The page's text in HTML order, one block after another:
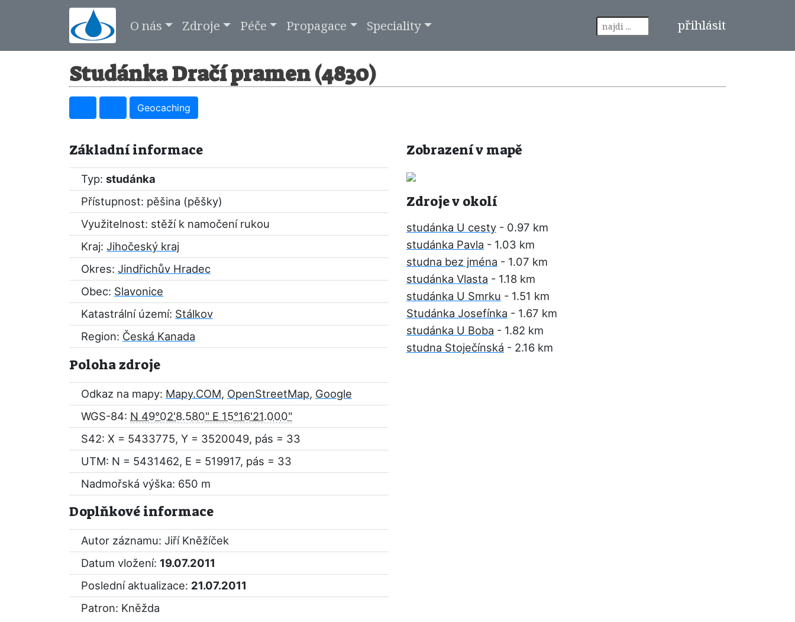
O nás Zdroje Péče Propagace Speciality přihlásit
Studánka Dračí pramen (4830)
Geocaching
Základní informace
Typ: studánka
Přístupnost: pěšina (pěšky)
Využitelnost: stěží k namočení rukou
Kraj: Jihočeský kraj
Okres: Jindřichův Hradec
Obec: Slavonice
Katastrální území: Stálkov
Region: Česká Kanada
Poloha zdroje
Odkaz na mapy: Mapy.COM, OpenStreetMap, Google
WGS-84: N 49°02'8.580" E 15°16'21.000"
S42: X = 5433775, Y = 3520049, pás = 33
UTM: N = 5431462, E = 519917, pás = 33
Nadmořská výška: 650 m
Doplňkové informace
Autor záznamu: Jiří Kněžíček
Datum vložení: 19.07.2011
Poslední aktualizace: 21.07.2011
Patron: Kněžda
Zobrazení v mapě
Zdroje v okolí
studánka U cesty - 0.97 km
studánka Pavla - 1.03 km
studna bez jména - 1.07 km
studánka Vlasta - 1.18 km
studánka U Smrku - 1.51 km
Studánka Josefínka - 1.67 km
studánka U Boba - 1.82 km
studna Stoječínská - 2.16 km